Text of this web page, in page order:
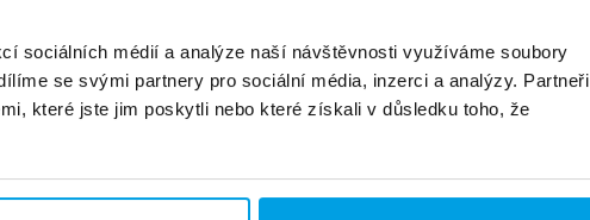
sociálních médií a analýze naší návštěvnosti využíváme soubory
se svými partnery pro sociální média, inzerci a analýzy. Partneři
které jste jim poskytli nebo které získali v důsledku toho, že
vody namontovanou na rámu